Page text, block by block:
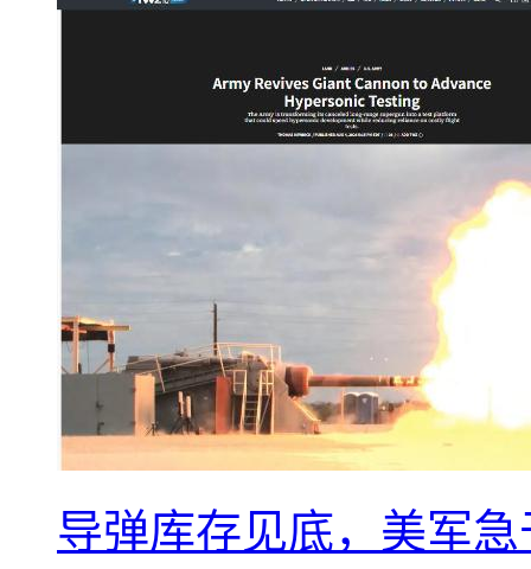
导弹库存见底，美军